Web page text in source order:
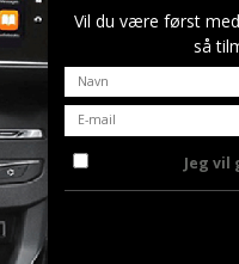
Vil du være først
så
Jeg vil